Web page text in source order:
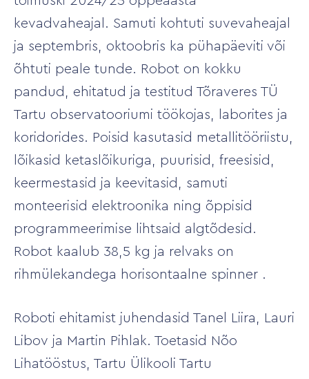
kevadvaheajal. Samuti kohtuti suvevaheajal
ja septembris, oktoobris ka pühapäeviti või
õhtuti peale tunde. Robot on kokku
pandud, ehitatud ja testitud Tõraveres TÜ
Tartu observatooriumi töökojas, laborites ja
koridorides. Poisid kasutasid metallitööriistu,
lõikasid ketaslõikuriga, puurisid, freesisid,
keermestasid ja keevitasid, samuti
monteerisid elektroonika ning õppisid
programmeerimise lihtsaid algtõdesid.
Robot kaalub 38,5 kg ja relvaks on
rihmülekandega horisontaalne spinner .
Roboti ehitamist juhendasid Tanel Liira, Lauri
Libov ja Martin Pihlak. Toetasid Nõo
Lihatööstus, Tartu Ülikooli Tartu